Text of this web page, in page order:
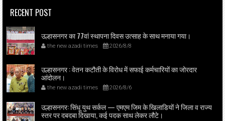
RECENT POST
उल्हासनगर का 77वां स्थापना दिवस उत्साह के साथ मनाया गया।
the new azadi times 2026/8/8
उल्हासनगर : वेतन कटौती के विरोध में सफाई कर्मचारियों का जोरदार
आंदोलन।
the new azadi times 2026/8/6
उल्हासनगर: सिंधू युथ सर्कल — एमएम जिम के खिलाडियों ने जिला व राज्य
स्तर पर दबदबा दिखाया, कई पदक साथ लेकर लौटे।